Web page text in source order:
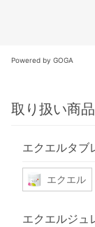
Powered by GOGA
取り扱い商品
エクエルタブ
エクエル
エクエルジュ